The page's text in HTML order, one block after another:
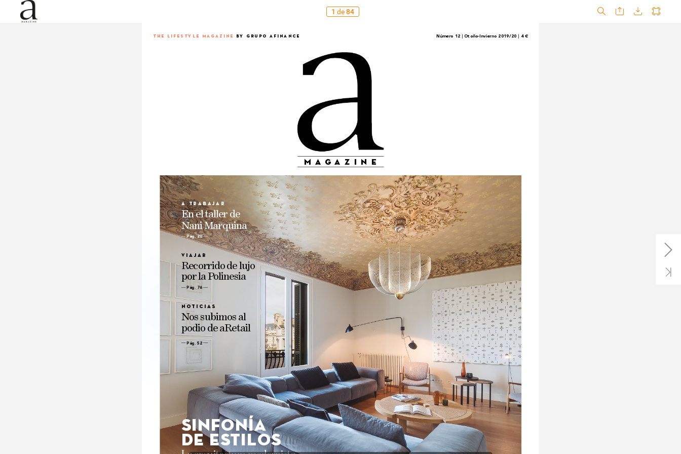
1 de84
magazine
THE LIFESTYLE MA GAZINE BY GRUPO AFINANCE Número 12 | Otoño-Invierno 2019/20 | 4 €
Sinfonía
de estilos
Pág. 20
En el taller de
Nani Marquina
a trabajar
Recorrido de lujo
por la Polinesia
Viaj ar
Pág. 76
Nos subimos al
podio de aRetail
no ticias
Pág. 52